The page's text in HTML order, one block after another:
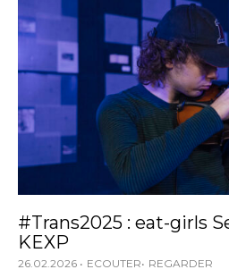
#Trans2025 : eat-girls
KEXP
26.02.2026 ECOUTER REGARDER